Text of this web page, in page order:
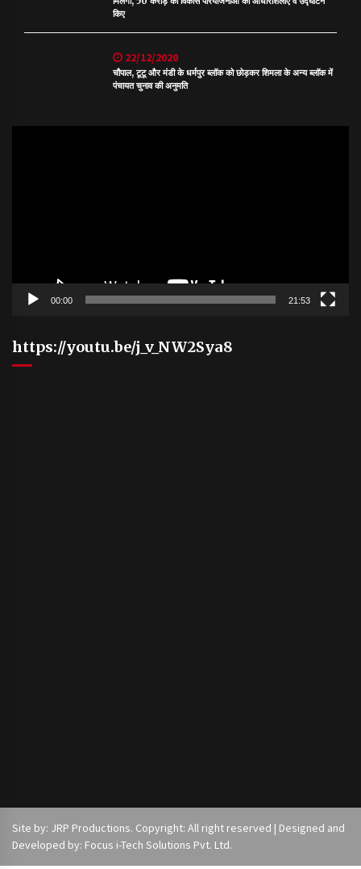
किए
22/12/2020
चौपाल, टूटू और मंडी के धर्मपुर ब्लॉक को छोड़कर शिमला के अन्य ब्लॉक में
पंचायत चुनाव की अनुमति
00:00 21:53
https://youtu.be/j_v_NW2Sya8
Site by: JRP Productions. Copyright: All right reserved | Designed and
Developed by: Focus i-Tech Solutions Pvt. Ltd.